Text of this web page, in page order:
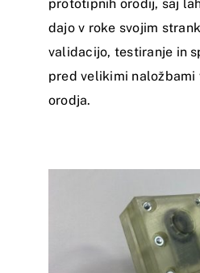
prototipnih orodij, saj
dajo v roke svojim
validacijo, testiranje in
pred velikimi naložbami
orodja.